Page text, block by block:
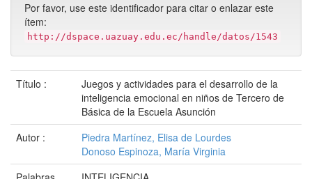
Por favor, use este identificador para citar o enlazar este
ítem:
http://dspace.uazuay.edu.ec/handle/datos/1543
Título :
Juegos y actividades para el desarrollo de la
inteligencia emocional en niños de Tercero de
Básica de la Escuela Asunción
Autor :
Piedra Martínez, Elisa de Lourdes
Donoso Espinoza, María Virginia